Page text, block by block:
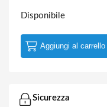
Disponibile
Aggiungi al carrello
Sicurezza